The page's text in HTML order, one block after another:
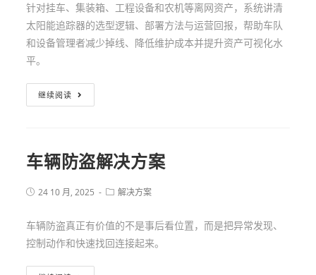
针对挂车、集装箱、工程设备和农机等离网资产，系统讲清
太阳能追踪器的选型逻辑、部署方法与运营回报，帮助车队
和设备管理者减少掉线、降低维护成本并提升资产可视化水
平。
继续阅读
车辆防盗解决方案
24 10 月, 2025 解决方案
车辆防盗真正有价值的不是事后看位置，而是把异常发现、
控制动作和快速找回连接起来。